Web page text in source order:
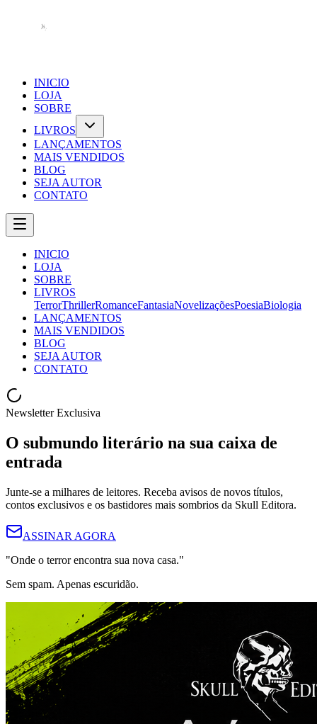
INICIO
LOJA
SOBRE
LIVROS
LANÇAMENTOS
MAIS VENDIDOS
BLOG
SEJA AUTOR
CONTATO
INICIO
LOJA
SOBRE
LIVROS
TerrorThrillerRomanceFantasiaNovelizaçõesPoesiaBiologia
LANÇAMENTOS
MAIS VENDIDOS
BLOG
SEJA AUTOR
CONTATO
Newsletter Exclusiva
O submundo literário na sua caixa de
entrada
Junte-se a milhares de leitores. Receba avisos de novos títulos,
contos exclusivos e os bastidores mais sombrios da Skull Editora.
ASSINAR AGORA
"Onde o terror encontra sua nova casa."
Sem spam. Apenas escuridão.